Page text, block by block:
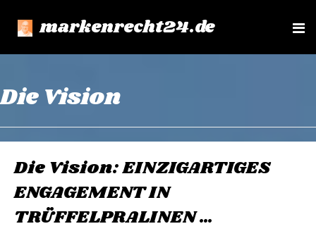
markenrecht24.de
e
Die Vision
Die Vision: EINZIGARTIGES
ENGAGEMENT IN
TRÜFFELPRALINEN …